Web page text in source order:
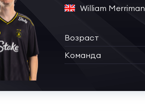
William Merriman
Возраст
Команда